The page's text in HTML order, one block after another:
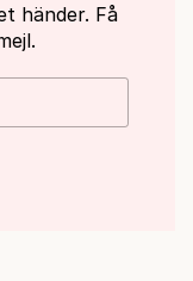
händer. Få